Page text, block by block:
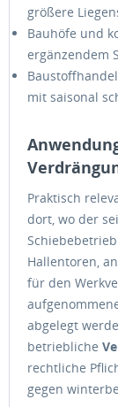
größere
Bauhöfe und
ergänzendem
mit saisonal
Praktisch
dort, wo der
Hallentoren,
für den
abgelegt
betriebliche
rechtliche
gegen